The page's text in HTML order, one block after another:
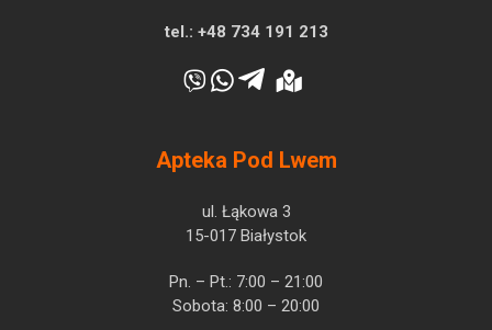
tel.: +48 734 191 213
Apteka Pod Lwem
ul. Łąkowa 3
15-017 Białystok
Pn. – Pt.: 7:00 – 21:00
Sobota: 8:00 – 20:00